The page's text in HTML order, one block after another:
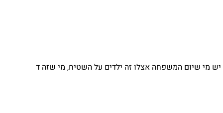
יש מי שיום המשפחה אצלו זה ילדים על השטיח, מי שזה ד